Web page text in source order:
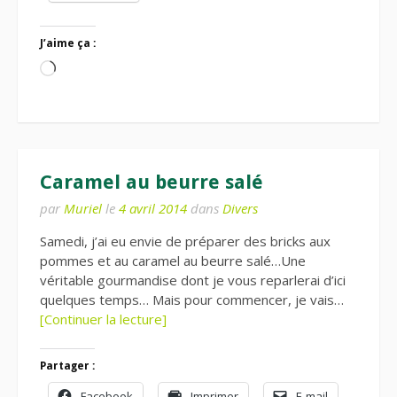
J’aime ça :
Chargement…
Caramel au beurre salé
par Muriel le 4 avril 2014 dans Divers
Samedi, j’ai eu envie de préparer des bricks aux
pommes et au caramel au beurre salé…Une
véritable gourmandise dont je vous reparlerai d’ici
quelques temps… Mais pour commencer, je vais…
[Continuer la lecture]
Partager :